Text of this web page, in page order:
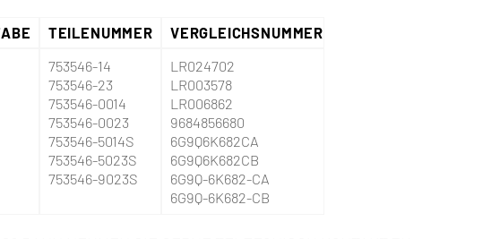
TEILENUMMER
VERGLEICHSNUMMER
753546-14
753546-23
753546-0014
753546-0023
753546-5014S
753546-5023S
753546-9023S
LR024702
LR003578
LR006862
9684856680
6G9Q6K682CA
6G9Q6K682CB
6G9Q-6K682-CA
6G9Q-6K682-CB